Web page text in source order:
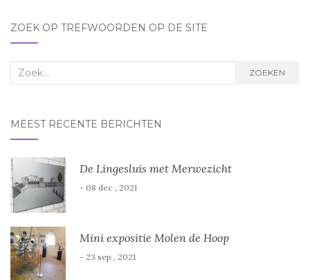
ZOEK OP TREFWOORDEN OP DE SITE
Zoek
ZOEKEN
MEEST RECENTE BERICHTEN
De Lingesluis met Merwezicht
- 08 dec , 2021
Mini expositie Molen de Hoop
- 23 sep , 2021